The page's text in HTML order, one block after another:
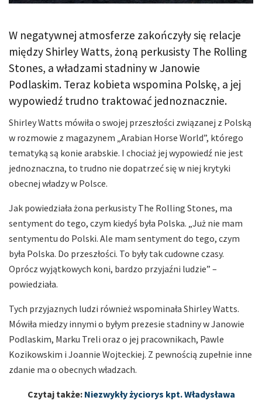
W negatywnej atmosferze zakończyły się relacje
między Shirley Watts, żoną perkusisty The Rolling
Stones, a władzami stadniny w Janowie
Podlaskim. Teraz kobieta wspomina Polskę, a jej
wypowiedź trudno traktować jednoznacznie.
Shirley Watts mówiła o swojej przeszłości związanej z Polską
w rozmowie z magazynem „Arabian Horse World”, którego
tematyką są konie arabskie. I chociaż jej wypowiedź nie jest
jednoznaczna, to trudno nie dopatrzeć się w niej krytyki
obecnej władzy w Polsce.
Jak powiedziała żona perkusisty The Rolling Stones, ma
sentyment do tego, czym kiedyś była Polska. „Już nie mam
sentymentu do Polski. Ale mam sentyment do tego, czym
była Polska. Do przeszłości. To były tak cudowne czasy.
Oprócz wyjątkowych koni, bardzo przyjaźni ludzie” –
powiedziała.
Tych przyjaznych ludzi również wspominała Shirley Watts.
Mówiła miedzy innymi o byłym prezesie stadniny w Janowie
Podlaskim, Marku Treli oraz o jej pracownikach, Pawle
Kozikowskim i Joannie Wojteckiej. Z pewnością zupełnie inne
zdanie ma o obecnych władzach.
Czytaj także: Niezwykły życiorys kpt. Władysława